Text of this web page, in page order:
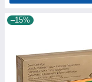
–15%